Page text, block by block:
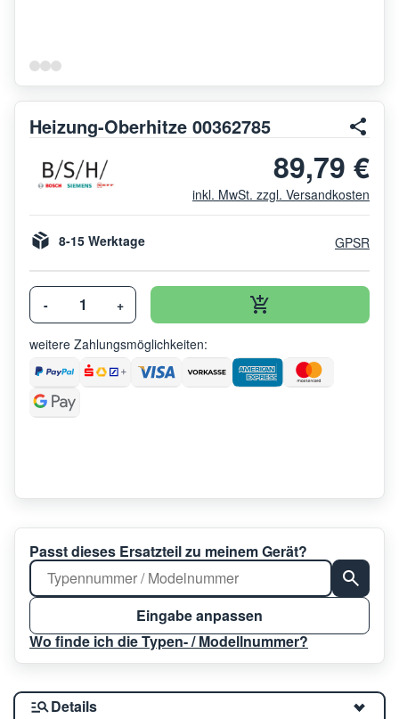
Heizung-Oberhitze 00362785
89,79 €
inkl. MwSt. zzgl. Versandkosten
8-15 Werktage GPSR
- +
weitere Zahlungsmöglichkeiten:
Passt dieses Ersatzteil zu meinem Gerät?
Eingabe anpassen
Wo finde ich die Typen- / Modellnummer?
Details